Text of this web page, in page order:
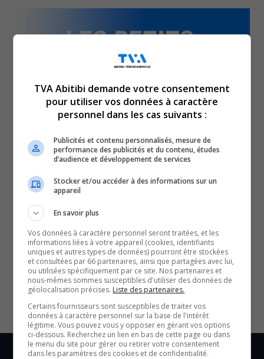
Revue culturelle du 29 juin au 3 juillet 2026.
QUESTION DU JOUR
SOUTENIR NOS MÉDIAS, C’EST PROTÉGER NOTRE
CULTURE ET NOTRE ÉCONOMIE
TVA Abitibi demande votre consentement
pour utiliser vos données à caractère
personnel dans les cas suivants :
Publicités et contenu personnalisés, mesure de
performance des publicités et du contenu, études
d’audience et développement de services
Stocker et/ou accéder à des informations sur un
appareil
En savoir plus
Vos données à caractère personnel seront traitées, et les
informations liées à votre appareil (cookies, identifiants
uniques et autres types de données) pourront être stockées
et consultées par 66 partenaires, ainsi que partagées avec lui,
ou utilisées spécifiquement par ce site. Nos partenaires et
nous-mêmes sommes susceptibles d'utiliser des données de
géolocalisation précises. Liste des partenaires.
Certains fournisseurs sont susceptibles de traiter vos
données à caractère personnel sur la base de l'intérêt
légitime. Vous pouvez vous y opposer en gérant vos options
ci-dessous. Recherchez un lien en bas de cette page ou dans
le menu du site pour gérer ou retirer votre consentement
dans les paramètres des cookies et de confidentialité.